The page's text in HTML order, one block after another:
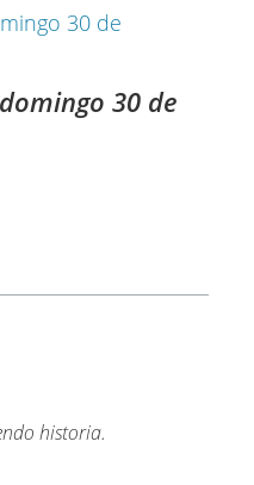
30 de
historia.